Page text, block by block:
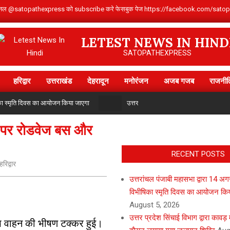
चैनल @satopathexpress को subscribe करे फेसबुक पेज https://facebook.com/
LETEST NEWS IN
SATOPATHEXPRESS
Primary
Navigation
Menu
हरिद्वार उत्तराखंड देहरादून मनोरंजन अजब गजब
स्मृति दिवस का आयोजन किया जाएगा उत्तर प्रदेश सिंचाई विभाग द्वारा कावड़ मेला
पर रोडवेज बस और
हरिद्वार
की भीषण टक्कर हुई।
RECENT POSTS
उत्तरांचल पंजाबी महासभा द्वारा 14
विभीषिका स्मृति दिवस का आयोजन
August 5, 2026
उत्तर प्रदेश सिंचाई विभाग द्वारा